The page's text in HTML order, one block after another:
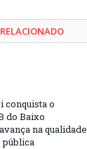
o
do Baixo
na qualidade
pública